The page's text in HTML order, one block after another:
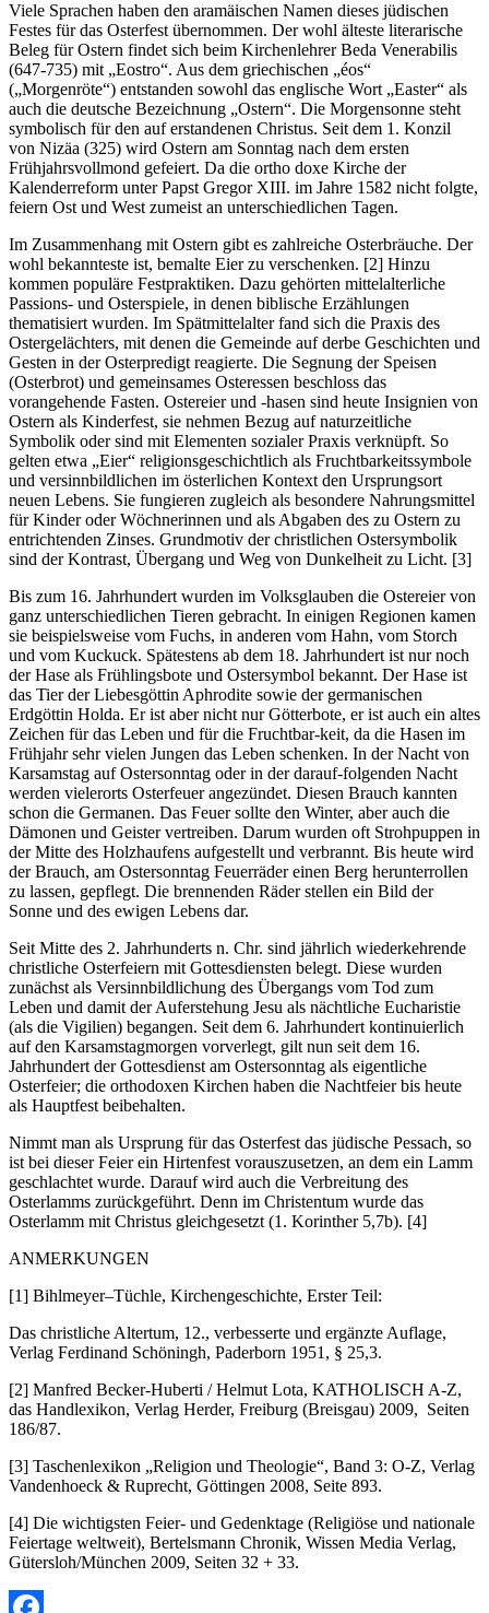
Viele Sprachen haben den aramäischen Namen dieses jüdischen
Festes für das Osterfest übernommen. Der wohl älteste literarische
Beleg für Ostern findet sich beim Kirchenlehrer Beda Venerabilis
(647-735) mit „Eostro“. Aus dem griechischen „éos“
(„Morgenröte“) entstanden sowohl das englische Wort „Easter“ als
auch die deutsche Bezeichnung „Ostern“. Die Morgensonne steht
symbolisch für den auf erstandenen Christus. Seit dem 1. Konzil
von Nizäa (325) wird Ostern am Sonntag nach dem ersten
Frühjahrsvollmond gefeiert. Da die ortho doxe Kirche der
Kalenderreform unter Papst Gregor XIII. im Jahre 1582 nicht folgte,
feiern Ost und West zumeist an unterschiedlichen Tagen.
Im Zusammenhang mit Ostern gibt es zahlreiche Osterbräuche. Der
wohl bekannteste ist, bemalte Eier zu verschenken. [2] Hinzu
kommen populäre Festpraktiken. Dazu gehörten mittelalterliche
Passions- und Osterspiele, in denen biblische Erzählungen
thematisiert wurden. Im Spätmittelalter fand sich die Praxis des
Ostergelächters, mit denen die Gemeinde auf derbe Geschichten und
Gesten in der Osterpredigt reagierte. Die Segnung der Speisen
(Osterbrot) und gemeinsames Osteressen beschloss das
vorangehende Fasten. Ostereier und -hasen sind heute Insignien von
Ostern als Kinderfest, sie nehmen Bezug auf naturzeitliche
Symbolik oder sind mit Elementen sozialer Praxis verknüpft. So
gelten etwa „Eier“ religionsgeschichtlich als Fruchtbarkeitssymbole
und versinnbildlichen im österlichen Kontext den Ursprungsort
neuen Lebens. Sie fungieren zugleich als besondere Nahrungsmittel
für Kinder oder Wöchnerinnen und als Abgaben des zu Ostern zu
entrichtenden Zinses. Grundmotiv der christlichen Ostersymbolik
sind der Kontrast, Übergang und Weg von Dunkelheit zu Licht. [3]
Bis zum 16. Jahrhundert wurden im Volksglauben die Ostereier von
ganz unterschiedlichen Tieren gebracht. In einigen Regionen kamen
sie beispielsweise vom Fuchs, in anderen vom Hahn, vom Storch
und vom Kuckuck. Spätestens ab dem 18. Jahrhundert ist nur noch
der Hase als Frühlingsbote und Ostersymbol bekannt. Der Hase ist
das Tier der Liebesgöttin Aphrodite sowie der germanischen
Erdgöttin Holda. Er ist aber nicht nur Götterbote, er ist auch ein altes
Zeichen für das Leben und für die Fruchtbar-keit, da die Hasen im
Frühjahr sehr vielen Jungen das Leben schenken. In der Nacht von
Karsamstag auf Ostersonntag oder in der darauf-folgenden Nacht
werden vielerorts Osterfeuer angezündet. Diesen Brauch kannten
schon die Germanen. Das Feuer sollte den Winter, aber auch die
Dämonen und Geister vertreiben. Darum wurden oft Strohpuppen in
der Mitte des Holzhaufens aufgestellt und verbrannt. Bis heute wird
der Brauch, am Ostersonntag Feuerräder einen Berg herunterrollen
zu lassen, gepflegt. Die brennenden Räder stellen ein Bild der
Sonne und des ewigen Lebens dar.
Seit Mitte des 2. Jahrhunderts n. Chr. sind jährlich wiederkehrende
christliche Osterfeiern mit Gottesdiensten belegt. Diese wurden
zunächst als Versinnbildlichung des Übergangs vom Tod zum
Leben und damit der Auferstehung Jesu als nächtliche Eucharistie
(als die Vigilien) begangen. Seit dem 6. Jahrhundert kontinuierlich
auf den Karsamstagmorgen vorverlegt, gilt nun seit dem 16.
Jahrhundert der Gottesdienst am Ostersonntag als eigentliche
Osterfeier; die orthodoxen Kirchen haben die Nachtfeier bis heute
als Hauptfest beibehalten.
Nimmt man als Ursprung für das Osterfest das jüdische Pessach, so
ist bei dieser Feier ein Hirtenfest vorauszusetzen, an dem ein Lamm
geschlachtet wurde. Darauf wird auch die Verbreitung des
Osterlamms zurückgeführt. Denn im Christentum wurde das
Osterlamm mit Christus gleichgesetzt (1. Korinther 5,7b). [4]
ANMERKUNGEN
[1] Bihlmeyer–Tüchle, Kirchengeschichte, Erster Teil:
Das christliche Altertum, 12., verbesserte und ergänzte Auflage,
Verlag Ferdinand Schöningh, Paderborn 1951, § 25,3.
[2] Manfred Becker-Huberti / Helmut Lota, KATHOLISCH A-Z,
das Handlexikon, Verlag Herder, Freiburg (Breisgau) 2009, Seiten
186/87.
[3] Taschenlexikon „Religion und Theologie“, Band 3: O-Z, Verlag
Vandenhoeck & Ruprecht, Göttingen 2008, Seite 893.
[4] Die wichtigsten Feier- und Gedenktage (Religiöse und nationale
Feiertage weltweit), Bertelsmann Chronik, Wissen Media Verlag,
Gütersloh/München 2009, Seiten 32 + 33.